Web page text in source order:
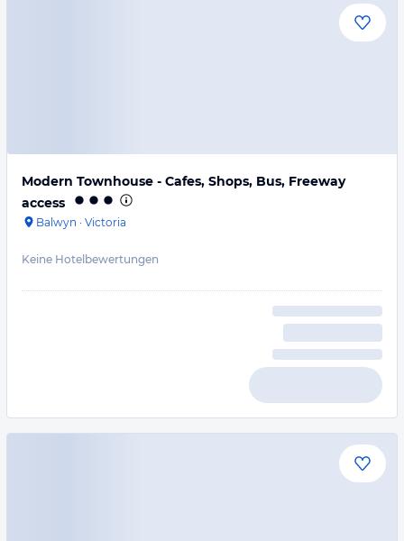
Modern Townhouse - Cafes, Shops, Bus, Freeway
access
Balwyn · Victoria
Keine Hotelbewertungen